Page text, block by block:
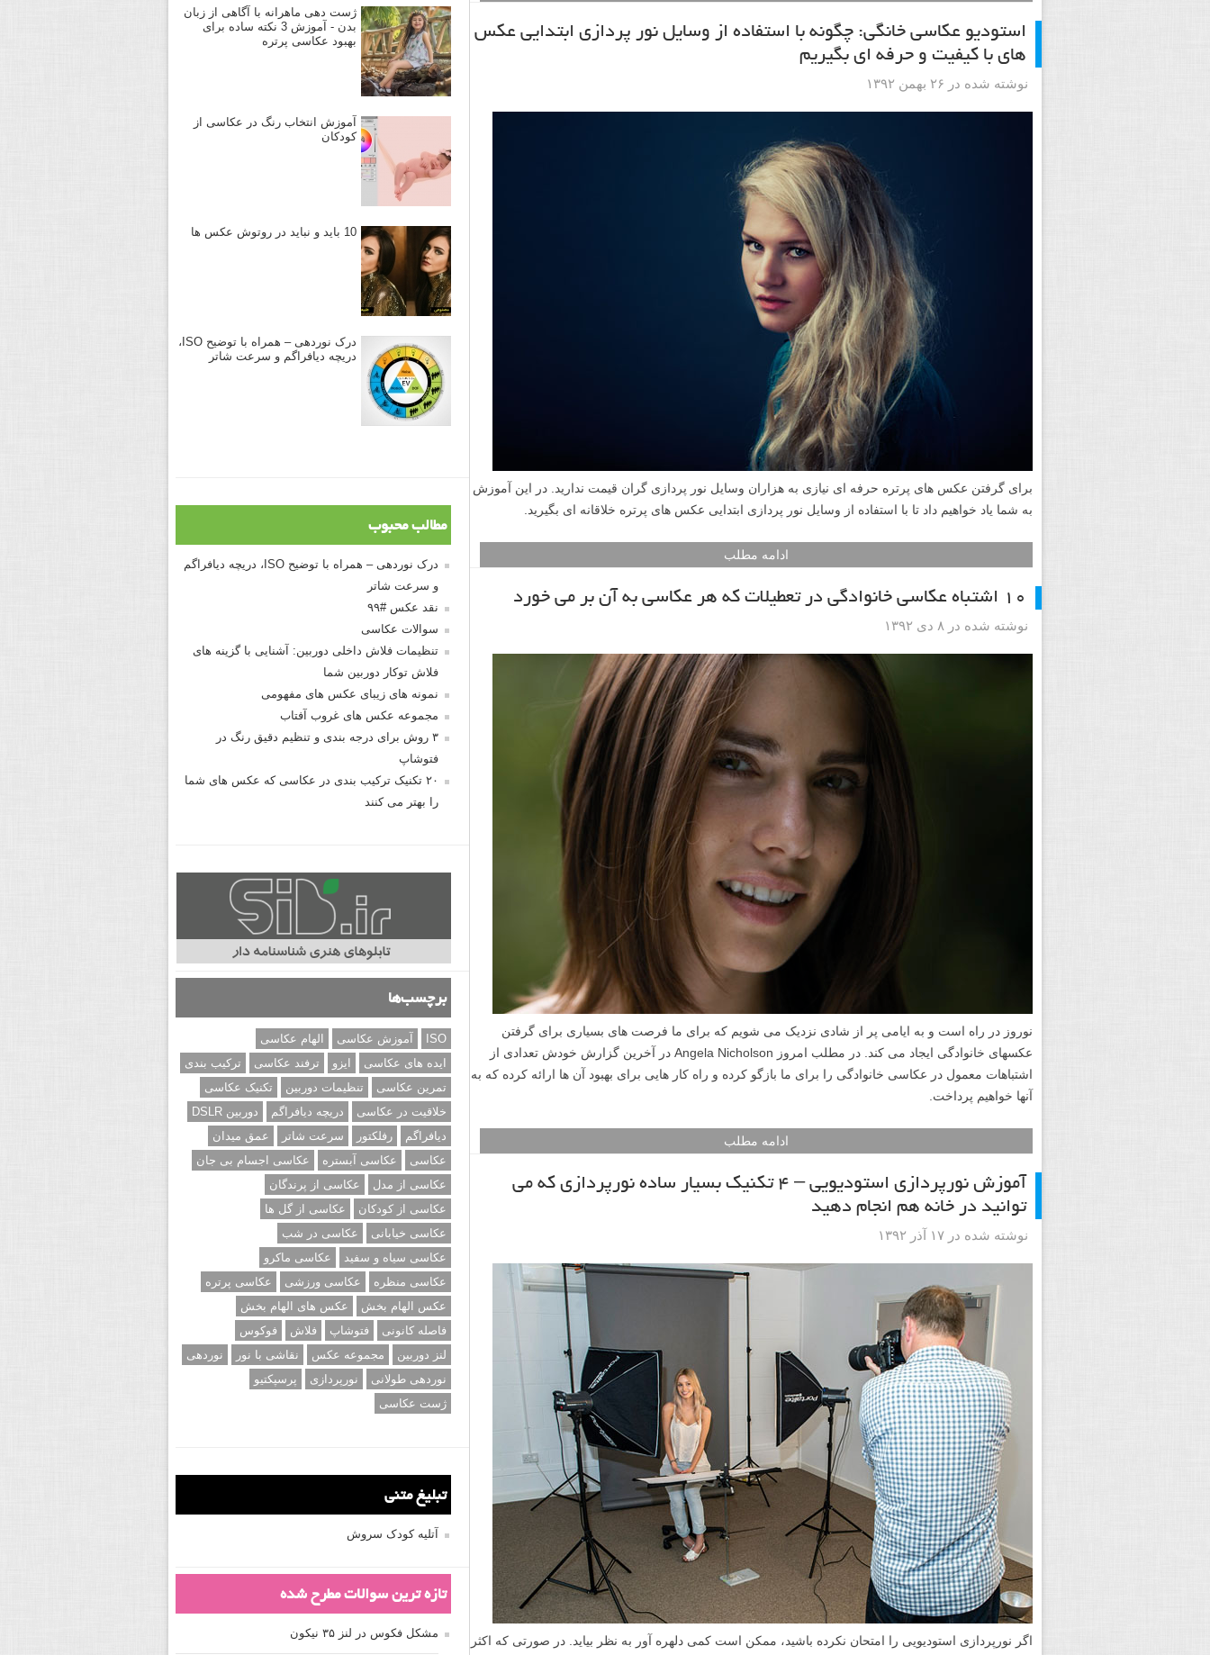
استودیو عکاسی خانگی: چگونه با استفاده از وسایل نور پردازی ابتدایی عکس
های با کیفیت و حرفه ای بگیریم
نوشته شده در ۲۶ بهمن ۱۳۹۲
برای گرفتن عکس های پرتره حرفه ای نیازی به هزاران وسایل نور پردازی گران قیمت ندارید. در این آموزش
به شما یاد خواهیم داد تا با استفاده از وسایل نور پردازی ابتدایی عکس های پرتره خلاقانه ای بگیرید.
ادامه مطلب
۱۰ اشتباه عکاسی خانوادگی در تعطیلات که هر عکاسی به آن بر می خورد
نوشته شده در ۸ دی ۱۳۹۲
نوروز در راه است و به ایامی پر از شادی نزدیک می شویم که برای ما فرصت های بسیاری برای گرفتن
عکسهای خانوادگی ایجاد می کند. در مطلب امروز Angela Nicholson در آخرین گزارش خودش تعدادی از
اشتباهات معمول در عکاسی خانوادگی را برای ما بازگو کرده و راه کار هایی برای بهبود آن ها ارائه کرده که به
آنها خواهیم پرداخت.
ادامه مطلب
آموزش نورپردازی استودیویی – ۴ تکنیک بسیار ساده نورپردازی که می
توانید در خانه هم انجام دهید
نوشته شده در ۱۷ آذر ۱۳۹۲
اگر نورپردازی استودیویی را امتحان نکرده باشید، ممکن است کمی دلهره آور به نظر بیاید. در صورتی که اکثر
ژست دهی ماهرانه با آگاهی از زبان
بدن - آموزش 3 نکته ساده برای
بهبود عکاسی پرتره
آموزش انتخاب رنگ در عکاسی از
کودکان
10 باید و نباید در روتوش عکس ها
درک نوردهی – همراه با توضیح ISO،
دریچه دیافراگم و سرعت شاتر
مطالب محبوب
درک نوردهی – همراه با توضیح ISO، دریچه دیافراگم
و سرعت شاتر
نقد عکس #۹۹
سوالات عکاسی
تنظیمات فلاش داخلی دوربین: آشنایی با گزینه های
فلاش توکار دوربین شما
نمونه های زیبای عکس های مفهومی
مجموعه عکس های غروب آفتاب
۳ روش برای درجه بندی و تنظیم دقیق رنگ در
فتوشاپ
۲۰ تکنیک ترکیب بندی در عکاسی که عکس های شما
را بهتر می کنند
برچسب‌ها
ISO آموزش عکاسی
الهام عکاسی
ایده های عکاسی
ایزو ترفند عکاسی
ترکیب بندی
تمرین عکاسی
تنظیمات دوربین
تکنیک عکاسی
خلاقیت در عکاسی
دریچه دیافراگم
دوربین DSLR
دیافراگم
رفلکتور سرعت شاتر
عمق میدان
عکاسی
عکاسی آبستره
عکاسی اجسام بی جان
عکاسی از مدل
عکاسی از پرندگان
عکاسی از کودکان
عکاسی از گل ها
عکاسی خیابانی
عکاسی در شب
عکاسی سیاه و سفید
عکاسی ماکرو
عکاسی منظره
عکاسی ورزشی
عکاسی پرتره
عکس الهام بخش
عکس های الهام بخش
فاصله کانونی
فتوشاپ فلاش
فوکوس
لنز دوربین
مجموعه عکس نقاشی با نور
نوردهی
نوردهی طولانی
نورپردازی
پرسپکتیو
ژست عکاسی
تبلیغ متنی
آتلیه کودک سروش
تازه ترین سوالات مطرح شده
مشکل فکوس در لنز ۳۵ نیکون